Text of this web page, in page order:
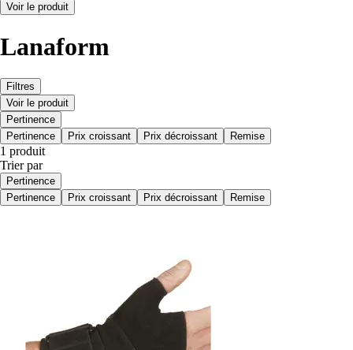
Voir le produit
Lanaform
Filtres
Voir le produit
Pertinence
Pertinence
Prix croissant Prix décroissant Remise
1 produit
Trier par
Pertinence
Pertinence
Prix croissant Prix décroissant Remise